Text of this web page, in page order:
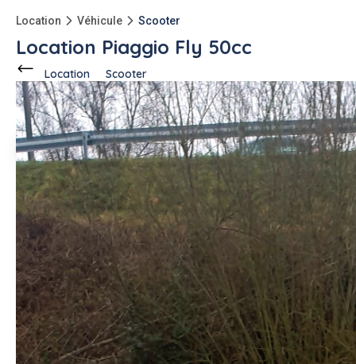
Location Véhicule Scooter
Location Piaggio Fly 50cc
Location Scooter
Ce voisinpropose en locationàBethune (62400)
Benjamin F. 1 annonce
-150kg qu'à l'achat
Description de l'annonce
Bonjour, je loue un scooter Piaggio Fly entièrement d'origine
et bridé. Ila toujours était entretenu tous fonctionne il roule a
50klm/h
#scooter